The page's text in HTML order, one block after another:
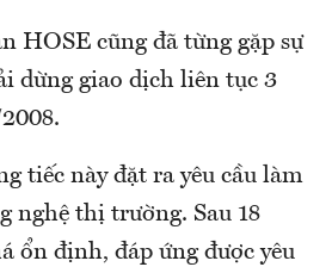
HOSE cũng đã từng gặp sự
dừng giao dịch liên tục 3
tiếc này đặt ra yêu cầu làm
nghệ thị trường. Sau 18
ổn định, đáp ứng được yêu